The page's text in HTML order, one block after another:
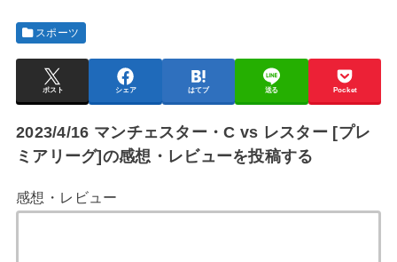
スポーツ
ポスト シェア はてブ 送る Pocket
2023/4/16 マンチェスター・C vs レスター [プレ
ミアリーグ]の感想・レビューを投稿する
感想・レビュー